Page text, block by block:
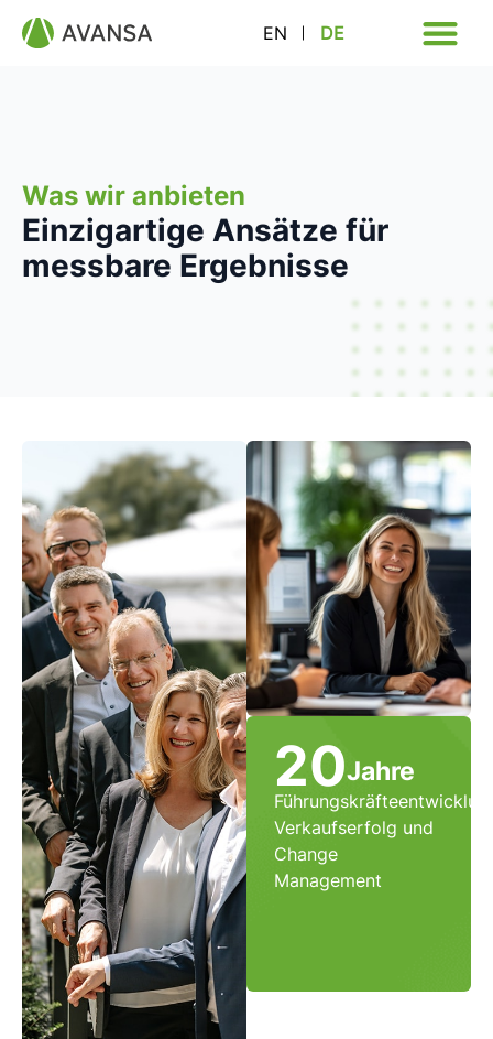
EN DE
Was wir anbieten
Einzigartige Ansätze für
messbare Ergebnisse
20Jahre
Verkaufserfolg und
Change
Management